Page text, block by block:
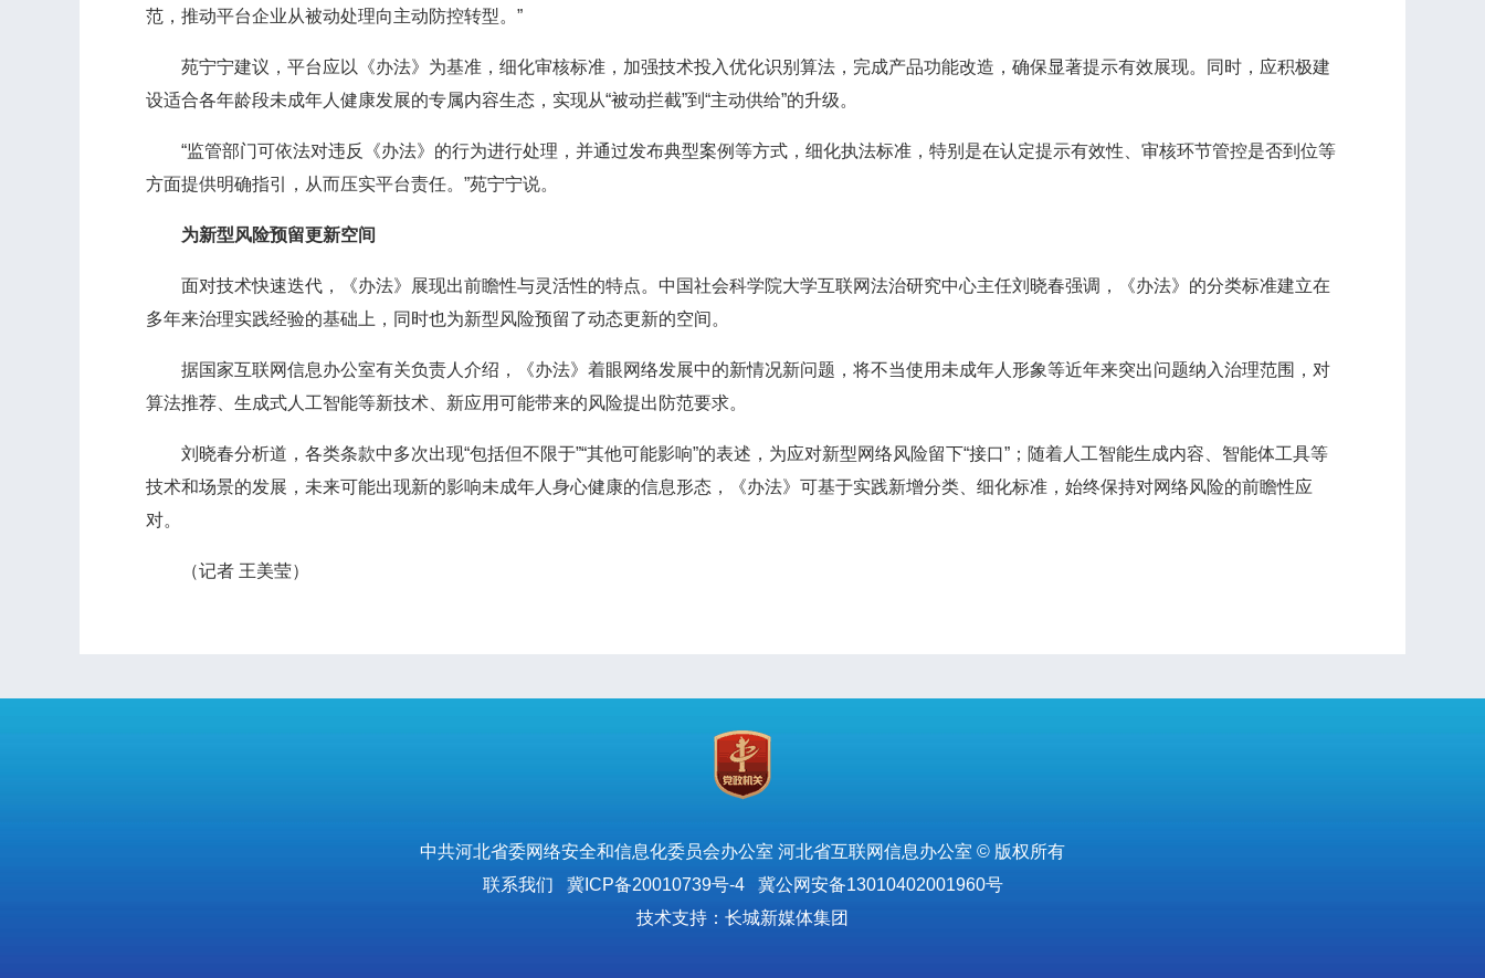
范，推动平台企业从被动处理向主动防控转型。”
苑宁宁建议，平台应以《办法》为基准，细化审核标准，加强技术投入优化识别算法，完成产品功能改造，确保显著提示有效展现。同时，应积极建
设适合各年龄段未成年人健康发展的专属内容生态，实现从“被动拦截”到“主动供给”的升级。
“监管部门可依法对违反《办法》的行为进行处理，并通过发布典型案例等方式，细化执法标准，特别是在认定提示有效性、审核环节管控是否到位等
方面提供明确指引，从而压实平台责任。”苑宁宁说。
为新型风险预留更新空间
面对技术快速迭代，《办法》展现出前瞻性与灵活性的特点。中国社会科学院大学互联网法治研究中心主任刘晓春强调，《办法》的分类标准建立在
多年来治理实践经验的基础上，同时也为新型风险预留了动态更新的空间。
据国家互联网信息办公室有关负责人介绍，《办法》着眼网络发展中的新情况新问题，将不当使用未成年人形象等近年来突出问题纳入治理范围，对
算法推荐、生成式人工智能等新技术、新应用可能带来的风险提出防范要求。
刘晓春分析道，各类条款中多次出现“包括但不限于”“其他可能影响”的表述，为应对新型网络风险留下“接口”；随着人工智能生成内容、智能体工具等
技术和场景的发展，未来可能出现新的影响未成年人身心健康的信息形态，《办法》可基于实践新增分类、细化标准，始终保持对网络风险的前瞻性应
对。
（记者 王美莹）
中共河北省委网络安全和信息化委员会办公室 河北省互联网信息办公室 © 版权所有
联系我们
冀ICP备20010739号-4冀公网安备13010402001960号
技术支持：长城新媒体集团